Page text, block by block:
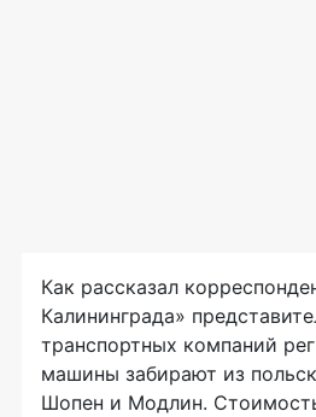
Как рассказал
Калининграда»
транспортных компаний
машины забирают из
Шопен и Модлин.